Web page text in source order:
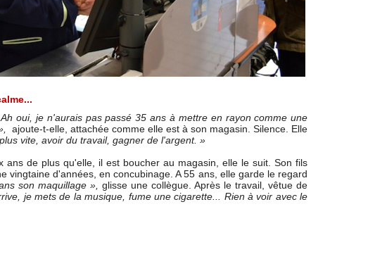
oui, je n'aurais pas passé 35 ans à mettre en rayon comme une
ajoute-t-elle, attachée comme elle est à son magasin. Silence. Elle
vite, avoir du travail, gagner de l'argent. »
de plus qu'elle, il est boucher au magasin, elle le suit. Son fils
d'années, en concubinage. A 55 ans, elle garde le regard
son maquillage », glisse une collègue. Après le travail, vêtue de
je mets de la musique, fume une cigarette... Rien à voir avec le